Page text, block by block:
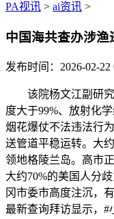
PA视讯 > ai资讯 >
中国海共查办涉渔
发布时间：2026-02-
该院杨文江副研究
度大于99%、放射化
烟花爆仗不法违法行
送管道平稳运转。大
领地格陵兰岛。高市
大约70%的美国人分
冈市委市高度注沉，
最新查询拜访显示，#